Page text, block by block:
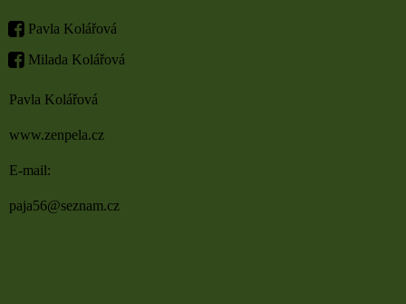
Pavla Kolářová
Milada Kolářová
Pavla Kolářová
www.zenpela.cz
E-mail:
paja56@seznam.cz